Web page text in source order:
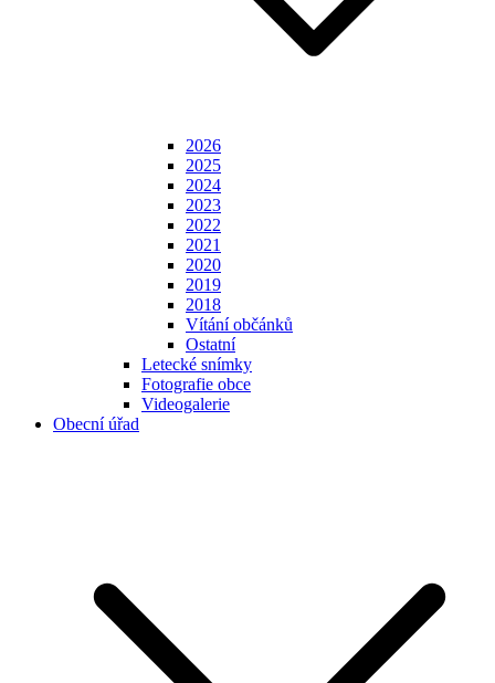
2026
2025
2024
2023
2022
2021
2020
2019
2018
Vítání občánků
Ostatní
Letecké snímky
Fotografie obce
Videogalerie
Obecní úřad